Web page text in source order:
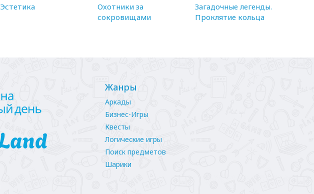
Эстетика
Охотники за
сокровищами
Загадочные легенды.
Проклятие кольца
Жанры
Аркады
Бизнес-Игры
Квесты
Логические игры
Поиск предметов
Шарики